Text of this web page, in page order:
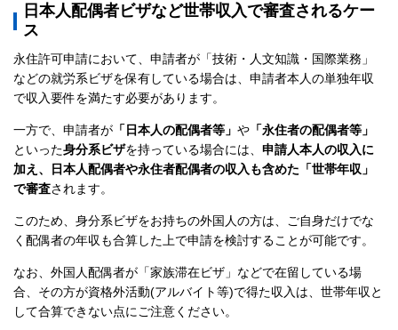
日本人配偶者ビザなど世帯収入で審査されるケー
ス
永住許可申請において、申請者が「技術・人文知識・国際業務」
などの就労系ビザを保有している場合は、申請者本人の単独年収
で収入要件を満たす必要があります。
一方で、申請者が 「日本人の配偶者等」 や 「永住者の配偶者等」
といった身分系ビザを持っている場合には、 申請人本人の収入に
加え、日本人配偶者や永住者配偶者の収入も含めた「世帯年収」
で審査されます。
このため、身分系ビザをお持ちの外国人の方は、ご自身だけでな
く配偶者の年収も合算した上で申請を検討することが可能です。
なお、外国人配偶者が「家族滞在ビザ」などで在留している場
合、その方が資格外活動(アルバイト等)で得た収入は、世帯年収と
して合算できない点にご注意ください。